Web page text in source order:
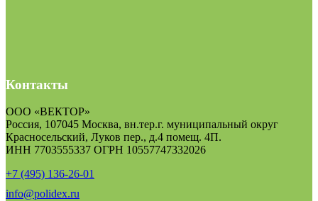
Контакты
ООО «ВЕКТОР»
Россия, 107045 Москва, вн.тер.г. муниципальный округ
Красносельский, Луков пер., д.4 помещ. 4П.
ИНН 7703555337 ОГРН 10557747332026
+7 (495) 136-26-01
info@polidex.ru